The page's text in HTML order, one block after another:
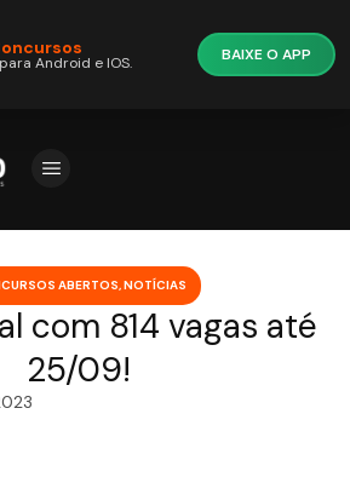
ABERTOS,NOTÍCIAS
com 814 vagas até
25/09!
Android e IOS. BAIXE O APP